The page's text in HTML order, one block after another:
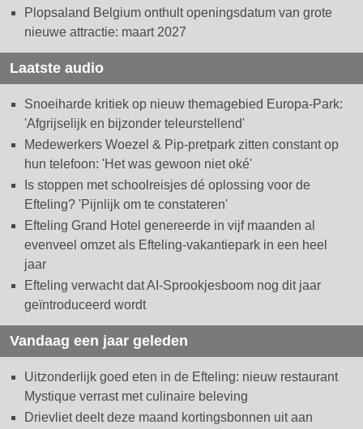
Plopsaland Belgium onthult openingsdatum van grote
nieuwe attractie: maart 2027
Laatste audio
Snoeiharde kritiek op nieuw themagebied Europa-Park:
'Afgrijselijk en bijzonder teleurstellend'
Medewerkers Woezel & Pip-pretpark zitten constant op
hun telefoon: 'Het was gewoon niet oké'
Is stoppen met schoolreisjes dé oplossing voor de
Efteling? 'Pijnlijk om te constateren'
Efteling Grand Hotel genereerde in vijf maanden al
evenveel omzet als Efteling-vakantiepark in een heel
jaar
Efteling verwacht dat AI-Sprookjesboom nog dit jaar
geïntroduceerd wordt
Vandaag een jaar geleden
Uitzonderlijk goed eten in de Efteling: nieuw restaurant
Mystique verrast met culinaire beleving
Drievliet deelt deze maand kortingsbonnen uit aan